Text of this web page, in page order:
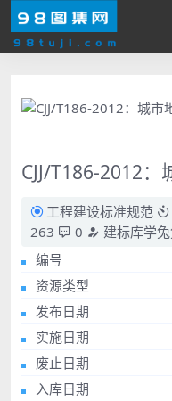
CJJ/T186-2012
工程建设标准规范
263
0
建标库学
编号
资源类型
发布日期
实施日期
废止日期
入库日期